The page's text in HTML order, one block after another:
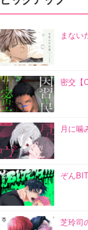
まない
密交【
月に噛
ぞん
芝玲司